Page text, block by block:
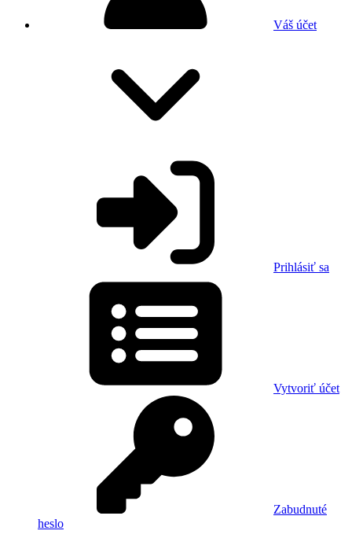
Váš účet
Prihlásiť sa
Vytvoriť účet
Zabudnuté
heslo